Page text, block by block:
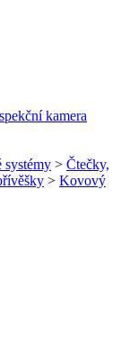
systémy > Čtečky,
> Kovový